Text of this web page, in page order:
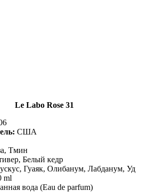
Le Labo Rose 31
США
Тмин
Белый кедр
Гуаяк, Олибанум, Лабданум, Уд
ml
вода (Eau de parfum)